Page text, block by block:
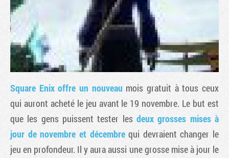
Square Enix offre un nouveau mois gratuit à tous ceux
qui auront acheté le jeu avant le 19 novembre. Le but est
que les gens puissent tester les deux grosses mises à
jour de novembre et décembrequi devraient changer le
jeu en profondeur. Il y aura aussi une grosse mise à jour le
Tribune